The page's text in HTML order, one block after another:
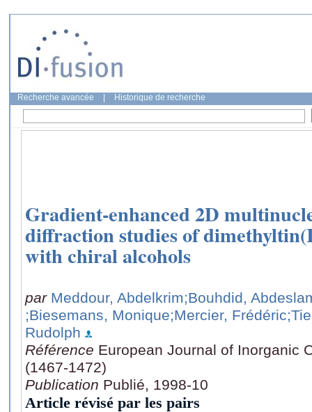
Recherche avancée Historique de recherche
Gradient-enhanced 2D
diffraction studies of
with chiral alcohols
par Meddour, Abdelkrim;Bouhdid,
;Biesemans, Monique;Mercier, Frédéric
Rudolph
Référence European Journal of Inorganic
(1467-1472)
Publication Publié, 1998-10
Article révisé par les pairs